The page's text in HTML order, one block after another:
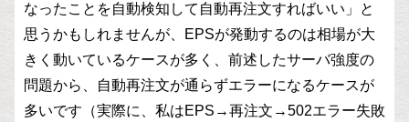
なったことを自動検知して自動再注文すればいい」と
思うかもしれませんが、EPSが発動するのは相場が大
きく動いているケースが多く、前述したサーバ強度の
問題から、自動再注文が通らずエラーになるケースが
多いです（実際に、私はEPS→再注文→502エラー失敗